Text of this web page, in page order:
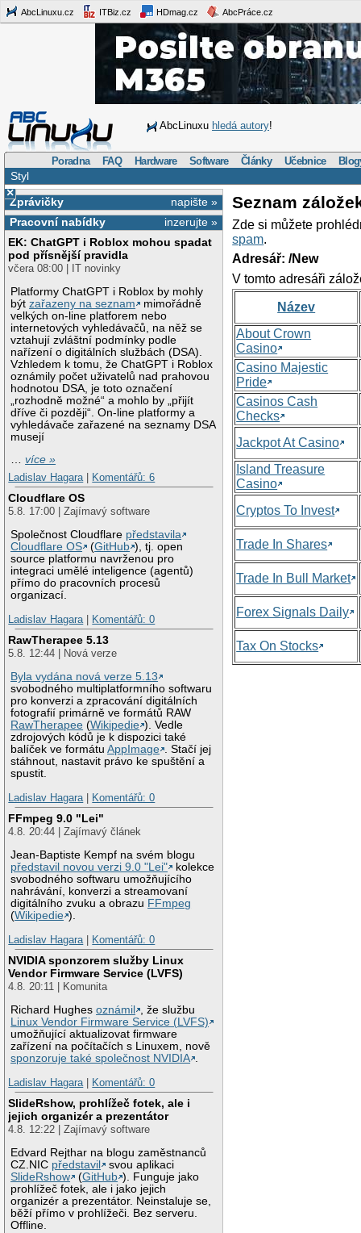
AbcLinuxu.cz ITBiz.cz HDmag.cz AbcPráce.cz
AbcLinuxu hledá autory!
Poradna FAQ Hardware Software Články Učebnice
Styl
×
napište »
Zprávičky
inzerujte »
Pracovní nabídky
EK: ChatGPT i Roblox mohou spadat
pod přísnější pravidla
včera 08:00 | IT novinky
Platformy ChatGPT i Roblox by mohly
býtzařazeny na seznam
mimořádně
velkých on-line platforem nebo
internetových vyhledávačů, na něž se
vztahují zvláštní podmínky podle
nařízení o digitálních službách (DSA).
Vzhledem k tomu, že ChatGPT i Roblox
oznámily počet uživatelů nad prahovou
hodnotou DSA, je toto označení
„rozhodně možné“ a mohlo by „přijít
dříve či později“. On-line platformy a
vyhledávače zařazené na seznamy DSA
musejí
…více »
Ladislav Hagara
Komentářů: 6
Cloudflare OS
5.8. 17:00 | Zajímavý software
Společnost Cloudflare představila
Cloudflare OS
(GitHub ), tj. open
source platformu navrženou pro
integraci umělé inteligence (agentů)
přímo do pracovních procesů
organizací.
Ladislav Hagara
Komentářů: 0
RawTherapee 5.13
5.8. 12:44 | Nová verze
Byla vydána nová verze 5.13
svobodného multiplatformního softwaru
pro konverzi a zpracování digitálních
fotografií primárně ve formátů RAW
RawTherapee (Wikipedie ). Vedle
zdrojových kódů je k dispozici také
balíček ve formátuAppImage . Stačí jej
stáhnout, nastavit právo ke spuštění a
spustit.
Ladislav Hagara
Komentářů: 0
FFmpeg 9.0 "Lei"
4.8. 20:44 | Zajímavý článek
Jean-Baptiste Kempf na svém blogu
představil novou verzi 9.0 "Lei"
kolekce
svobodného softwaru umožňujícího
nahrávání, konverzi a streamovaní
digitálního zvuku a obrazu FFmpeg
(Wikipedie ).
Ladislav Hagara
Komentářů: 0
NVIDIA sponzorem služby Linux
Vendor Firmware Service (LVFS)
4.8. 20:11 | Komunita
Richard Hughesoznámil
, že službu
Linux Vendor Firmware Service (LVFS)
umožňující aktualizovat firmware
zařízení na počítačích s Linuxem, nově
sponzoruje také společnost NVIDIA .
Ladislav Hagara | Komentářů: 0
SlideRshow, prohlížeč fotek, ale i
jejich organizér a prezentátor
4.8. 12:22 | Zajímavý software
Edvard Rejthar na blogu zaměstnanců
CZ.NIC představil
svou aplikaci
SlideRshow
(GitHub ). Funguje jako
prohlížeč fotek, ale i jako jejich
organizér a prezentátor. Neinstaluje se,
běží přímo v prohlížeči. Bez serveru.
Offline.
Seznam
Zde si můžete
spam.
Adresář: /New
V tomto adresáři
Název
About Crown
Casino
Casino Majestic
Pride
Casinos Cash
Checks
Jackpot At Casino
Island Treasure
Casino
Cryptos To Invest
Trade In Shares
Trade In Bull Market
Forex Signals Daily
Tax On Stocks